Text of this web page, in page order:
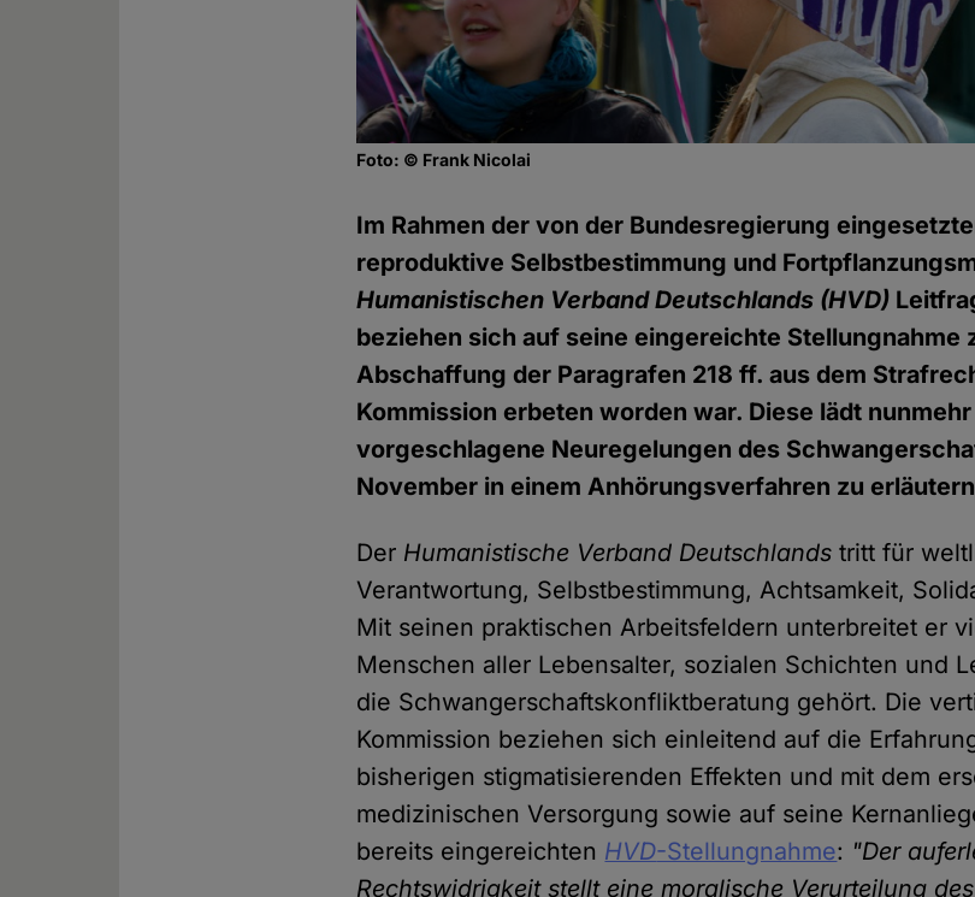
Foto: © Frank Nicolai
Im Rahmen der von der Bundesregierung
reproduktive Selbstbestimmung und
Humanistischen Verband Deutschlands (HVD)
beziehen sich auf seine eingereichte Stellungnahme
Abschaffung der Paragrafen 218 ff. aus dem
Kommission erbeten worden war. Diese lädt
vorgeschlagene Neuregelungen des
November in einem Anhörungsverfahren zu
Der Humanistische Verband Deutschlands tritt für
Verantwortung, Selbstbestimmung, Achtsamkeit,
Mit seinen praktischen Arbeitsfeldern unterbreitet er
Menschen aller Lebensalter, sozialen Schichten und
die Schwangerschaftskonfliktberatung gehört. Die
Kommission beziehen sich einleitend auf die
bisherigen stigmatisierenden Effekten und mit dem
medizinischen Versorgung sowie auf seine
bereits eingereichten HVD-Stellungnahme: "Der
Rechtswidrigkeit stellt eine moralische Verurteilung des